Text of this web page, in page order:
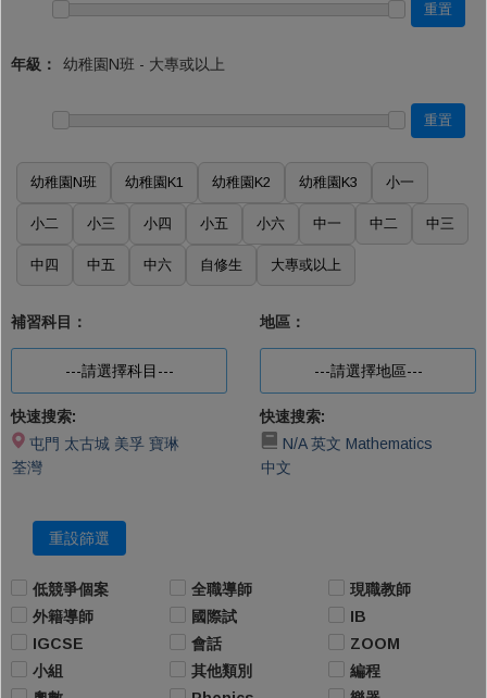
重置
年級：
重置
幼稚園N班 幼稚園K1 幼稚園K2 幼稚園K3 小一
小二 小三 小四 小五 小六 中一 中二 中三
中四 中五 中六 自修生 大專或以上
補習科目： 地區：
---請選擇科目--- ---請選擇地區---
快速搜索:
屯門 太古城 美孚 寶琳
荃灣
快速搜索:
N/A 英文 Mathematics
中文
重設篩選
低競爭個案 全職導師
現職教師
外籍導師
國際試
IB
IGCSE
會話
ZOOM
小組
其他類別
編程